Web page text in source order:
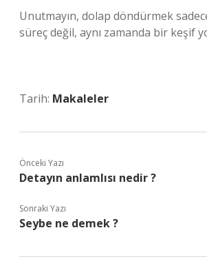
Unutmayın, dolap döndürmek
süreç değil, aynı zamanda bir keşif
Tarih: Makaleler
Önceki Yazı
Detayın anlamlısı nedir ?
Sonraki Yazı
Seybe ne demek ?